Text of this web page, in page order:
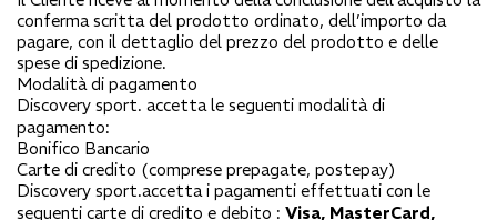
conferma scritta del prodotto ordinato, dell’importo da
pagare, con il dettaglio del prezzo del prodotto e delle
spese di spedizione.
Modalità di pagamento
Discovery sport. accetta le seguenti modalità di
pagamento:
Bonifico Bancario
Carte di credito (comprese prepagate, postepay)
Discovery sport.accetta i pagamenti effettuati con le
seguenti carte di credito e debito : Visa, MasterCard,